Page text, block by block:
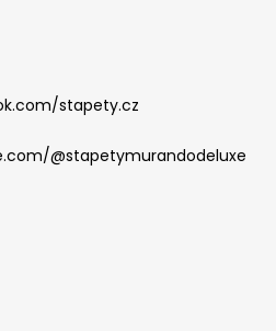
stapety.cz
@stapetymurandodeluxe